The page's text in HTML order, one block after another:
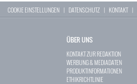
COOKIE EINSTELLUNGEN | DATENSCHUTZ | KONTAKT|
ÜBER UNS
KONTAKT ZUR REDAKTION
WERBUNG & MEDIADATEN
PRODUKTINFORMATIONEN
ETHIKRICHTLINIE